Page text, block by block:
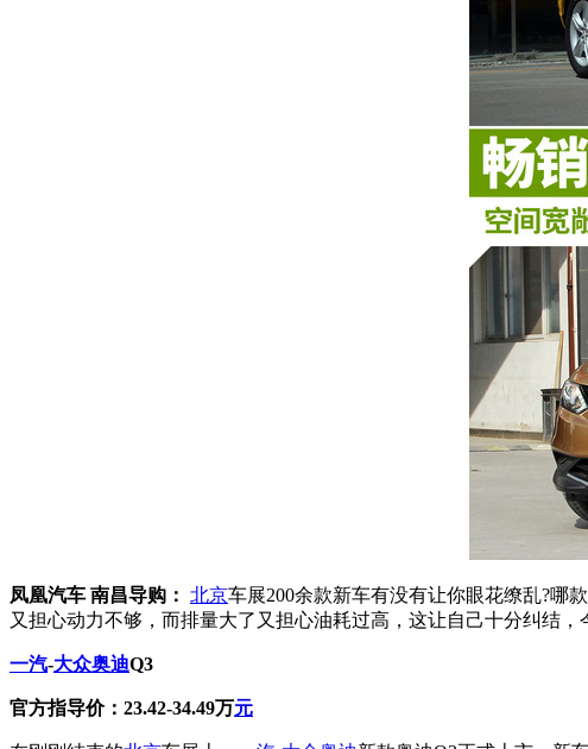
凤凰汽车 南昌导购： 北京车展200余款新车有没有让你眼花缭乱?哪
又担心动力不够，而排量大了又担心油耗过高，这让自己十分纠结
一汽-大众奥迪Q3
官方指导价：23.42-34.49万元